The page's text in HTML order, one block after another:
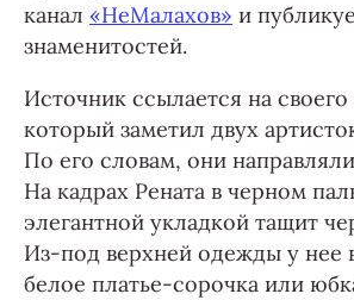
канал «НеМалахов» и
знаменитостей.
Источник ссылается на
который заметил двух
По его словам, они
На кадрах Рената в черном
элегантной укладкой тащит
Из-под верхней одежды у нее
белое платье-сорочка или